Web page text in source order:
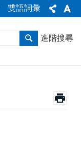
雙語詞彙
進階搜尋